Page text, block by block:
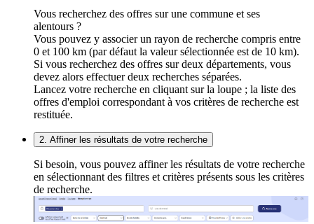
Vous recherchez des offres sur une commune et ses
alentours ?
Vous pouvez y associer un rayon de recherche compris entre
0 et 100 km (par défaut la valeur sélectionnée est de 10 km).
Si vous recherchez des offres sur deux départements, vous
devez alors effectuer deux recherches séparées.
Lancez votre recherche en cliquant sur la loupe ; la liste des
offres d'emploi correspondant à vos critères de recherche est
restituée.
2. Affiner les résultats de votre recherche
Si besoin, vous pouvez affiner les résultats de votre recherche
en sélectionnant des filtres et critères présents sous les critères
de recherche.